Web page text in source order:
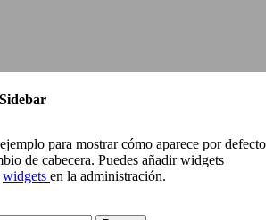
para mostrar cómo aparece por defecto
de cabecera. Puedes añadir widgets
widgets en la administración.